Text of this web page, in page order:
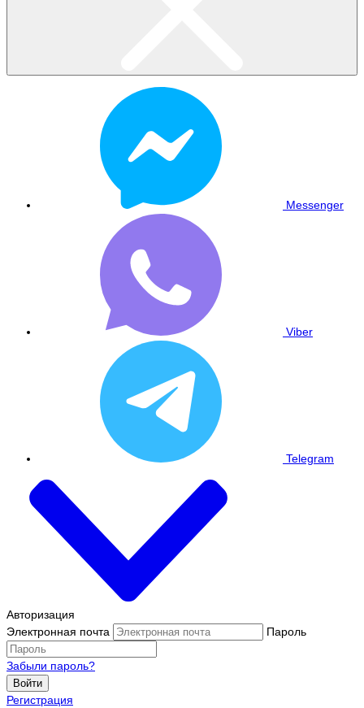
Messenger
Viber
Telegram
Авторизация
Электронная почта
Пароль
Забыли пароль?
Войти
Регистрация